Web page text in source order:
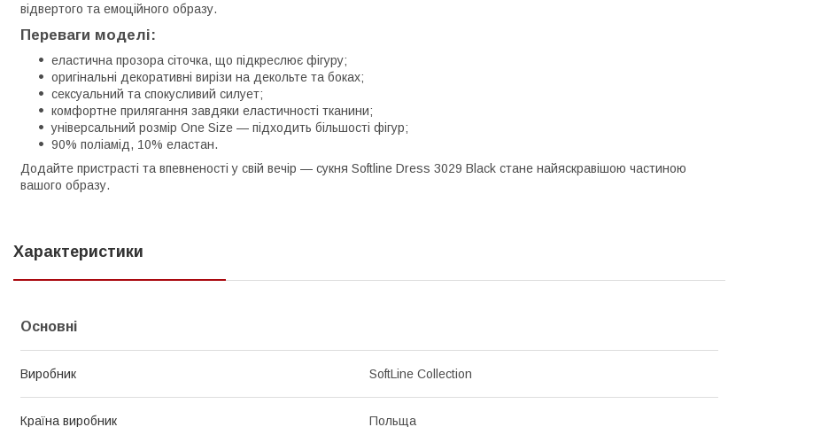
відвертого та емоційного образу.
Переваги моделі:
еластична прозора сіточка, що підкреслює фігуру;
оригінальні декоративні вирізи на декольте та боках;
сексуальний та спокусливий силует;
комфортне прилягання завдяки еластичності тканини;
універсальний розмір One Size — підходить більшості фігур;
90% поліамід, 10% еластан.
Додайте пристрасті та впевненості у свій вечір — сукня Softline Dress 3029 Black стане найяскравішою частиною
вашого образу.
Характеристики
Основні
Виробник SoftLine Collection
Країна виробник Польща